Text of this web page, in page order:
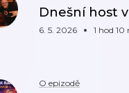
Dnešní host
6. 5. 2026 1 hod 10
O epizodě